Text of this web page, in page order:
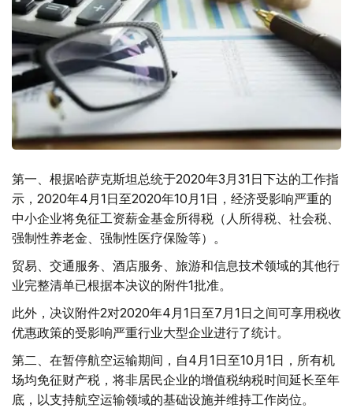
第一、 根据哈萨克斯坦总统于2020年3月31日下达的工作指
示，2020年4月1日至2020年10月1日，经济受影响严重的
中小企业将免征工资薪金基金所得税（人所得税、社会税、
强制性养老金、强制性医疗保险等）。
贸易、交通服务、酒店服务、旅游和信息技术领域的其他行
业完整清单已根据本决议的附件1批准。
此外，决议附件2对2020年4月1日至7月1日之间可享用税收
优惠政策的受影响严重行业大型企业进行了统计。
第二、在暂停航空运输期间，自4月1日至10月1日，所有机
场均免征财产税，将非居民企业的增值税纳税时间延长至年
底，以支持航空运输领域的基础设施并维持工作岗位。